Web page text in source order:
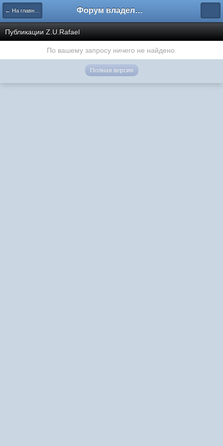
← На главную Форум владельцев интернет-магазинов
Публикации Z.U.Rafael
По вашему запросу ничего не найдено.
Полная версия